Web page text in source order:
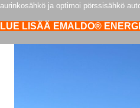
aurinkosähkö ja optimoi pörssisähkö
LUE LISÄÄ EMALDO®